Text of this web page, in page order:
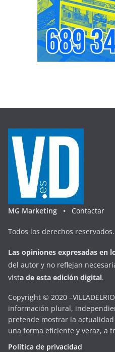
MG Marketing • Contactar
Todos los derechos reservados.
Las opiniones expresadas en
del autor y no reflejan
vista de esta edición digital.
Copyright © 2020
información plural,
pretende mostrar la
una forma eficiente y veraz, a
Política de privacidad